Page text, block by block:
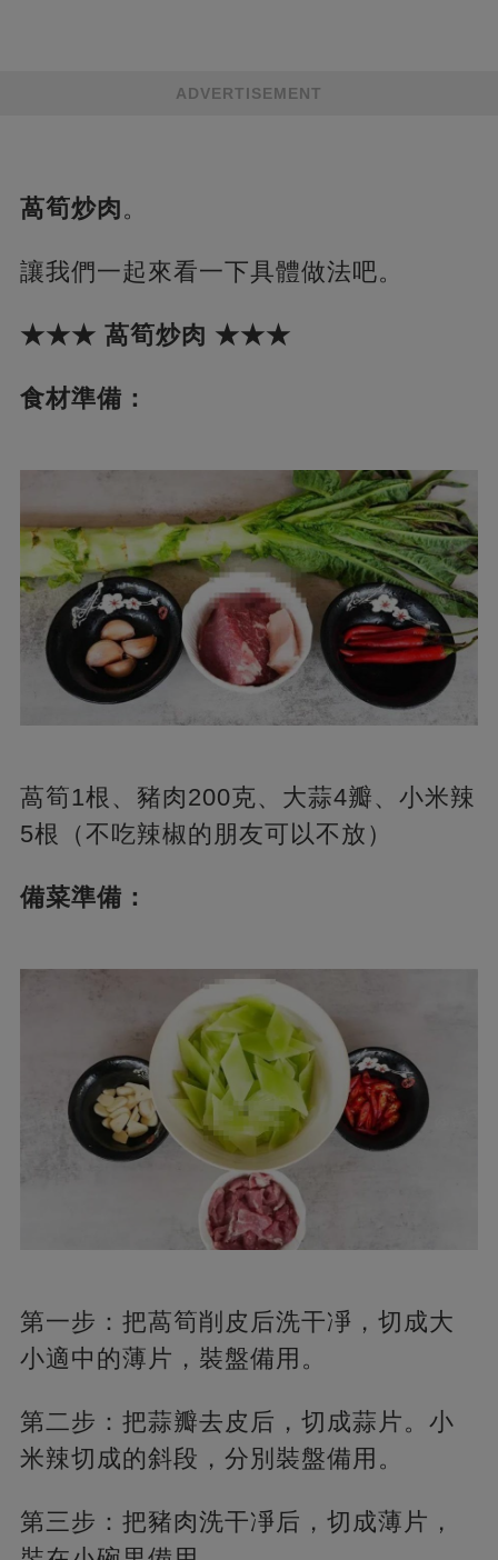
ADVERTISEMENT
萵筍炒肉。
讓我們一起來看一下具體做法吧。
★★★ 萵筍炒肉 ★★★
食材準備：
萵筍1根、豬肉200克、大蒜4瓣、小米辣
5根（不吃辣椒的朋友可以不放）
備菜準備：
第一步：把萵筍削皮后洗干凈，切成大
小適中的薄片，裝盤備用。
第二步：把蒜瓣去皮后，切成蒜片。小
米辣切成的斜段，分別裝盤備用。
第三步：把豬肉洗干凈后，切成薄片，